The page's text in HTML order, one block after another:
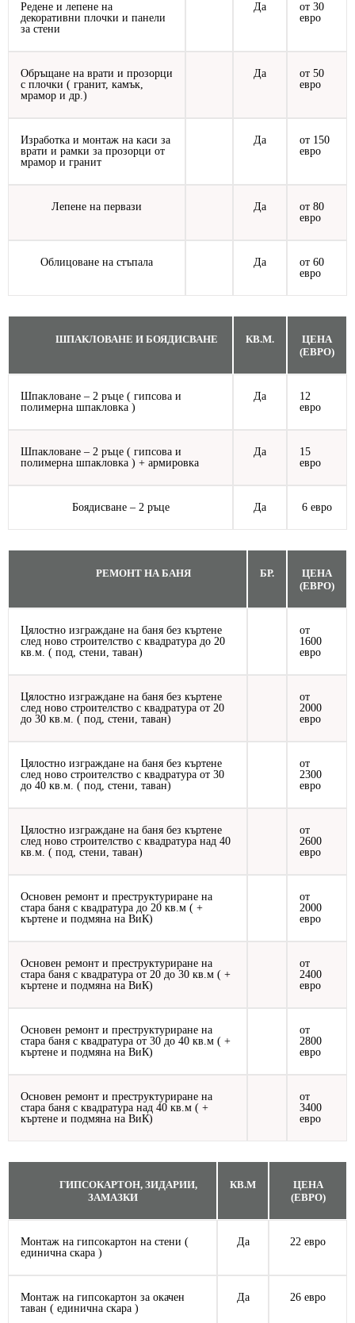
Редене и лепене на
декоративни плочки и панели
за стени
Да
от 30
евро
Обръщане на врати и прозорци
с плочки ( гранит, камък,
мрамор и др.)
Да
от 50
евро
Изработка и монтаж на каси за
врати и рамки за прозорци от
мрамор и гранит
Да
от 150
евро
Лепене на первази Да
от 80
евро
Облицоване на стъпала Да
от 60
евро
ШПАКЛОВАНЕ И БОЯДИСВАНЕ КВ.М.
ЦЕНА
(ЕВРО)
Шпакловане – 2 ръце ( гипсова и
полимерна шпакловка )
Да
12
евро
Шпакловане – 2 ръце ( гипсова и
полимерна шпакловка ) + армировка
Да
15
евро
Боядисване – 2 ръце Да 6 евро
РЕМОНТ НА БАНЯ БР.
ЦЕНА
(ЕВРО)
Цялостно изграждане на баня без къртене
след ново строителство с квадратура до 20
кв.м. ( под, стени, таван)
от
1600
евро
Цялостно изграждане на баня без къртене
след ново строителство с квадратура от 20
до 30 кв.м. ( под, стени, таван)
от
2000
евро
Цялостно изграждане на баня без къртене
след ново строителство с квадратура от 30
до 40 кв.м. ( под, стени, таван)
от
2300
евро
Цялостно изграждане на баня без къртене
след ново строителство с квадратура над 40
кв.м. ( под, стени, таван)
от
2600
евро
Основен ремонт и преструктуриране на
стара баня с квадратура до 20 кв.м ( +
къртене и подмяна на ВиК)
от
2000
евро
Основен ремонт и преструктуриране на
стара баня с квадратура от 20 до 30 кв.м ( +
къртене и подмяна на ВиК)
от
2400
евро
Основен ремонт и преструктуриране на
стара баня с квадратура от 30 до 40 кв.м ( +
къртене и подмяна на ВиК)
от
2800
евро
Основен ремонт и преструктуриране на
стара баня с квадратура над 40 кв.м ( +
къртене и подмяна на ВиК)
от
3400
евро
ГИПСОКАРТОН, ЗИДАРИИ,
ЗАМАЗКИ
КВ.М
ЦЕНА
(ЕВРО)
Монтаж на гипсокартон на стени (
единична скара )
Да 22 евро
Монтаж на гипсокартон за окачен
таван ( единична скара )
Да 26 евро